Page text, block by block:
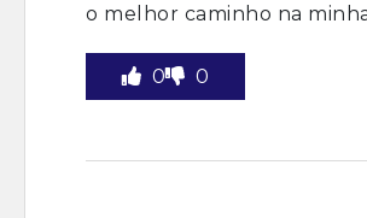
o melhor caminho na
0 0